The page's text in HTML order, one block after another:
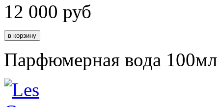
12 000 руб
Парфюмерная вода 100мл